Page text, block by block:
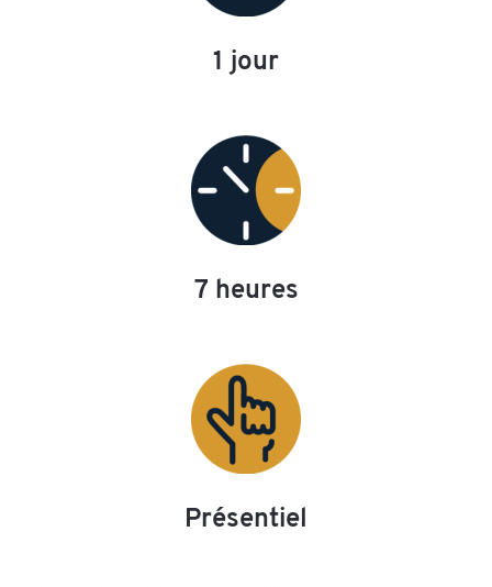
1 jour
7 heures
Présentiel